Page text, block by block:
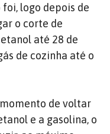
logo depois de
o corte de
até 28 de
de cozinha até o
de voltar
e a gasolina, o